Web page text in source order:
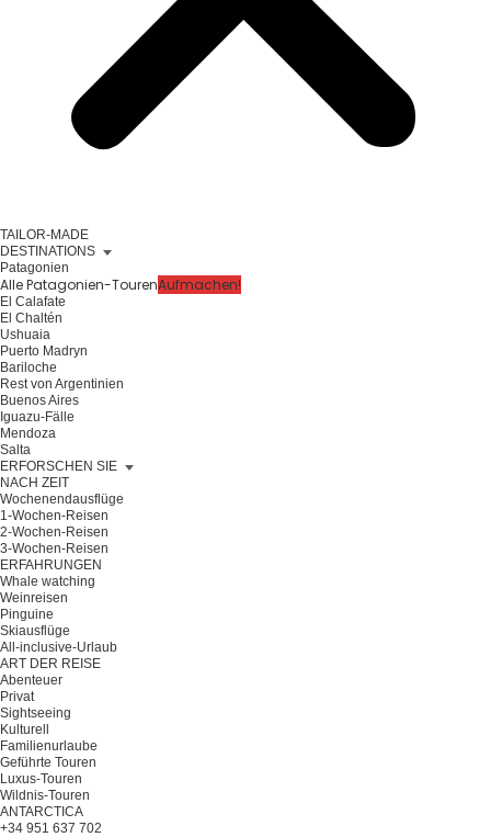
TAILOR-MADE
DESTINATIONS
Patagonien
Alle Patagonien-TourenAufmachen!
El Calafate
El Chaltén
Ushuaia
Puerto Madryn
Bariloche
Rest von Argentinien
Buenos Aires
Iguazu-Fälle
Mendoza
Salta
ERFORSCHEN SIE
NACH ZEIT
Wochenendausflüge
1-Wochen-Reisen
2-Wochen-Reisen
3-Wochen-Reisen
ERFAHRUNGEN
Whale watching
Weinreisen
Pinguine
Skiausflüge
All-inclusive-Urlaub
ART DER REISE
Abenteuer
Privat
Sightseeing
Kulturell
Familienurlaube
Geführte Touren
Luxus-Touren
Wildnis-Touren
ANTARCTICA
+34 951 637 702